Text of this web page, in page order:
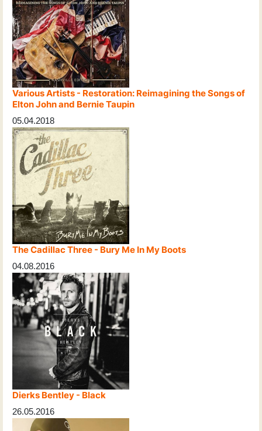
Various Artists - Restoration: Reimagining the Songs of
Elton John and Bernie Taupin
05.04.2018
The Cadillac Three - Bury Me In My Boots
04.08.2016
Dierks Bentley - Black
26.05.2016